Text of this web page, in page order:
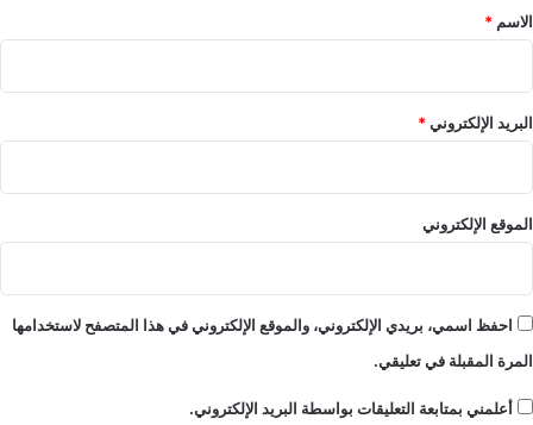
*
الاسم *
البريد الإلكتروني*
الموقع الإلكتروني
احفظ اسمي، بريدي الإلكتروني، والموقع الإلكتروني في هذا المتصفح لاستخدامها
المرة المقبلة في تعليقي.
أعلمني بمتابعة التعليقات بواسطة البريد الإلكتروني.